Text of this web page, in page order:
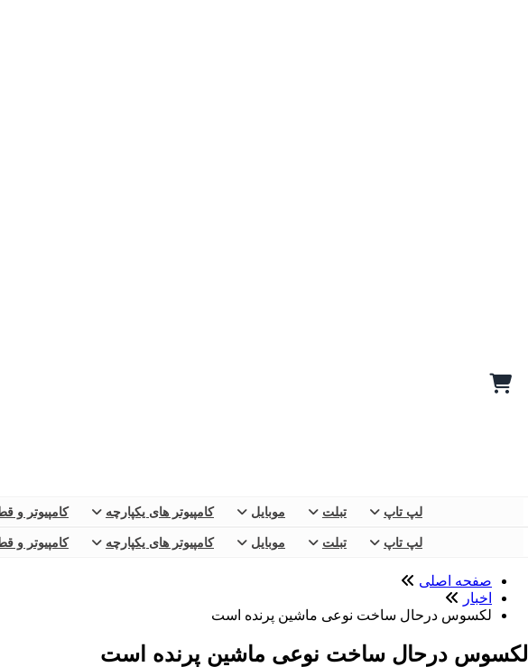
لپ تاپ تبلت موبایل کامپیوتر های یکپارچه کامپیوتر و
لپ تاپ تبلت موبایل کامپیوتر های یکپارچه کامپیوتر و
صفحه اصلی
اخبار
لکسوس درحال ساخت نوعی ماشین پرنده است
لکسوس درحال ساخت نوعی ماشین پرنده است